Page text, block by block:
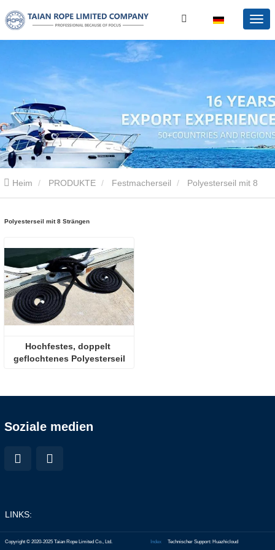
Heim PRODUKTE Festmacherseil
Polyesterseil mit 8 Strängen
Hochfestes, doppelt
geflochtenes Polyesterseil
Soziale medien
LINKS:
Copyright © 2020-2025 Taian Rope Limited Co., Ltd. Technischer Support: Huazhicloud
Index